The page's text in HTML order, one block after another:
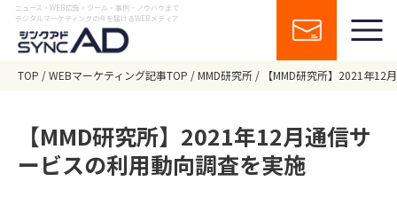
ニュース・WEB広告・ツール・事例・ノウハウまで
デジタルマーケティングの今を届けるWEBメディア
TOP WEBマーケティング記事TOP MMD研究所 【MMD研究所】2021年12
【MMD研究所】2021年12月通信サ
ービスの利用動向調査を実施